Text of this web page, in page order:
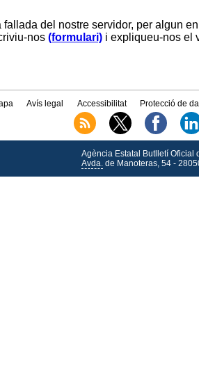
del nostre servidor, per algun
nos (formulari) i expliqueu-nos el
Avís legal Accessibilitat Protecció de
Agència Estatal Butlletí Oficial
Avda.de Manoteras, 54 -